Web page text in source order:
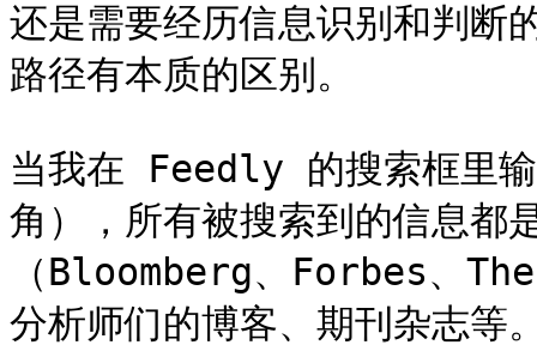
还是需要经历信息识别和判断
路径有本质的区别。
当我在 Feedly 的搜索框里
角），所有被搜索到的信息都
（Bloomberg、Forbes、
分析师们的博客、期刊杂志等